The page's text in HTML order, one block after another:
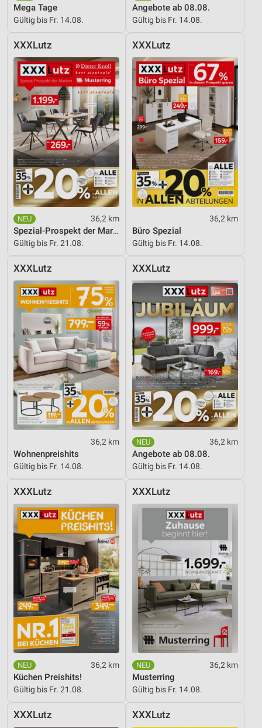
Mega Tage
Gültig bis Fr. 14.08.
Angebote ab 08.08.
Gültig bis Fr. 14.08.
XXXLutz
36,2 km
Spezial-Prospekt der Marken
Gültig bis Fr. 21.08.
XXXLutz
36,2 km
Büro Spezial
Gültig bis Fr. 14.08.
XXXLutz
36,2 km
Wohnenpreishits
Gültig bis Fr. 14.08.
XXXLutz
36,2 km
Angebote ab 08.08.
Gültig bis Fr. 14.08.
XXXLutz
36,2 km
Küchen Preishits!
Gültig bis Fr. 21.08.
XXXLutz
36,2 km
Musterring
Gültig bis Fr. 14.08.
XXXLutz XXXLutz
Messung der Werbeleistung
Analyse von Zielgruppen durch Statistiken oder
Kombinationen von Daten aus verschiedenen
Quellen
Entwicklung und Verbesserung der Angebote
Verwendung reduzierter Daten zur Auswahl von
Inhalten
IAB-Besonderheiten:
Verwendung genauer Standortdaten
Geräte anhand von aktiv angeforderten
Nicht-IAB-Verarbeitungszwecke:
Notwendig
Performance
Funktional
Werbung